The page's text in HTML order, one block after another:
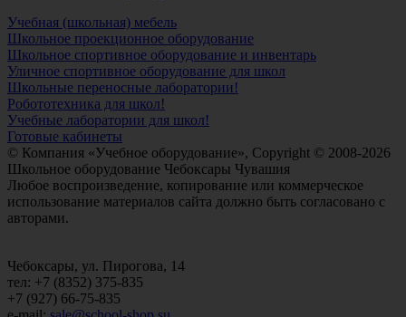
Учебная (школьная) мебель
Школьное проекционное оборудование
Школьное спортивное оборудование и инвентарь
Уличное спортивное оборудование для школ
Школьные переносные лаборатории!
Робототехника для школ!
Учебные лаборатории для школ!
Готовые кабинеты
© Компания «Учебное оборудование», Copyright © 2008-2026
Школьное оборудование Чебоксары Чувашия
Любое воспроизведение, копирование или коммерческое
использование материалов сайта должно быть согласовано с
авторами.
Чебоксары, ул. Пирогова, 14
тел: +7 (8352) 375-835
+7 (927) 66-75-835